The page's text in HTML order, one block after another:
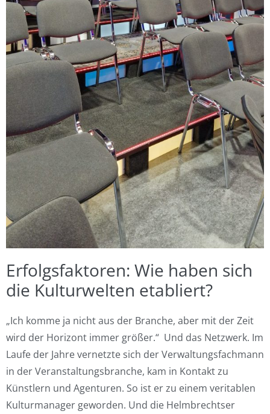
Erfolgsfaktoren: Wie haben sich
die Kulturwelten etabliert?
„Ich komme ja nicht aus der Branche, aber mit der Zeit
wird der Horizont immer größer.“ Und das Netzwerk. Im
Laufe der Jahre vernetzte sich der Verwaltungsfachmann
in der Veranstaltungsbranche, kam in Kontakt zu
Künstlern und Agenturen. So ist er zu einem veritablen
Kulturmanager geworden. Und die Helmbrechtser